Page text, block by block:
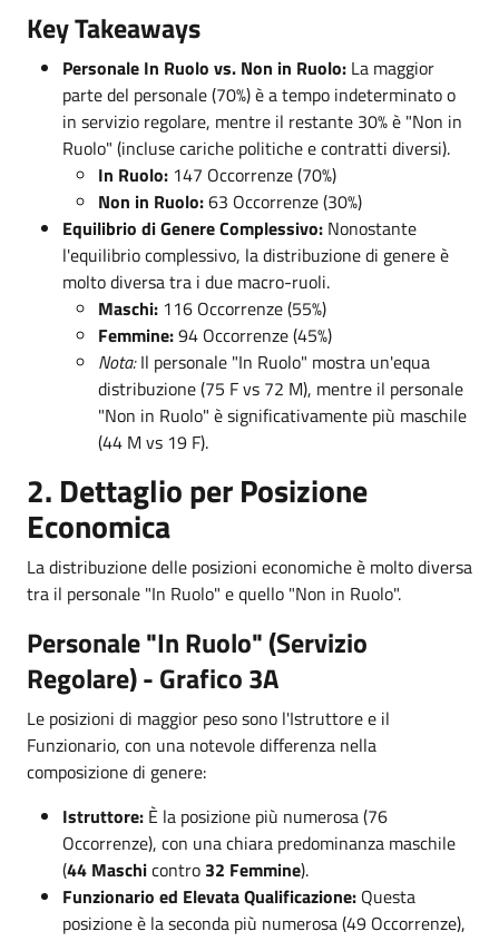
Key Takeaways
Personale In Ruolo vs. Non in Ruolo: La maggior
parte del personale (70%) è a tempo indeterminato o
in servizio regolare, mentre il restante 30% è "Non in
Ruolo" (incluse cariche politiche e contratti diversi).
In Ruolo: 147 Occorrenze (70%)
Non in Ruolo:63 Occorrenze (30%)
Equilibrio di Genere Complessivo: Nonostante
l'equilibrio complessivo, la distribuzione di genere è
molto diversa tra i due macro-ruoli.
Maschi: 116 Occorrenze (55%)
Femmine:94 Occorrenze (45%)
Nota:Il personale "In Ruolo" mostra un'equa
distribuzione (75 F vs 72 M), mentre il personale
"Non in Ruolo" è significativamente più maschile
(44 M vs 19 F).
2. Dettaglio per Posizione
Economica
La distribuzione delle posizioni economiche è molto diversa
tra il personale "In Ruolo" e quello "Non in Ruolo".
Personale "In Ruolo" (Servizio
Regolare) - Grafico 3A
Le posizioni di maggior peso sono l'Istruttore e il
Funzionario, con una notevole differenza nella
composizione di genere:
Istruttore: È la posizione più numerosa (76
Occorrenze), con una chiara predominanza maschile
(44 Maschicontro 32 Femmine).
Funzionario ed Elevata Qualificazione: Questa
posizione è la seconda più numerosa (49 Occorrenze),